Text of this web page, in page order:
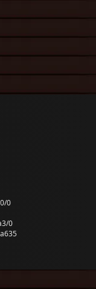
0/0
3/0
635